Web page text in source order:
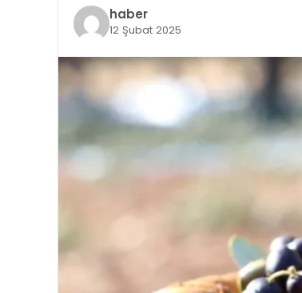
haber
12 Şubat 2025